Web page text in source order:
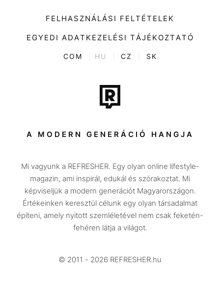
Divat
Kultúra
ENTR
Tech-Tudomány
Sport
Társadalom
Utazás
Életmód
Design
Beszélgetések
Videó
FELHASZNÁLÁSI FELTÉTELEK
EGYEDI ADATKEZELÉSI TÁJÉKOZTATÓ
COM HU CZ SK
A MODERN GENERÁCIÓ HANGJA
Mi vagyunk a REFRESHER. Egy olyan online lifestyle-
magazin, ami inspirál, edukál és szórakoztat. Mi
képviseljük a modern generációt Magyarországon.
Értékeinken keresztül célunk egy olyan társadalmat
építeni, amely nyitott szemléletével nem csak feketén-
fehéren látja a világot.
© 2011 - 2026 REFRESHER.hu